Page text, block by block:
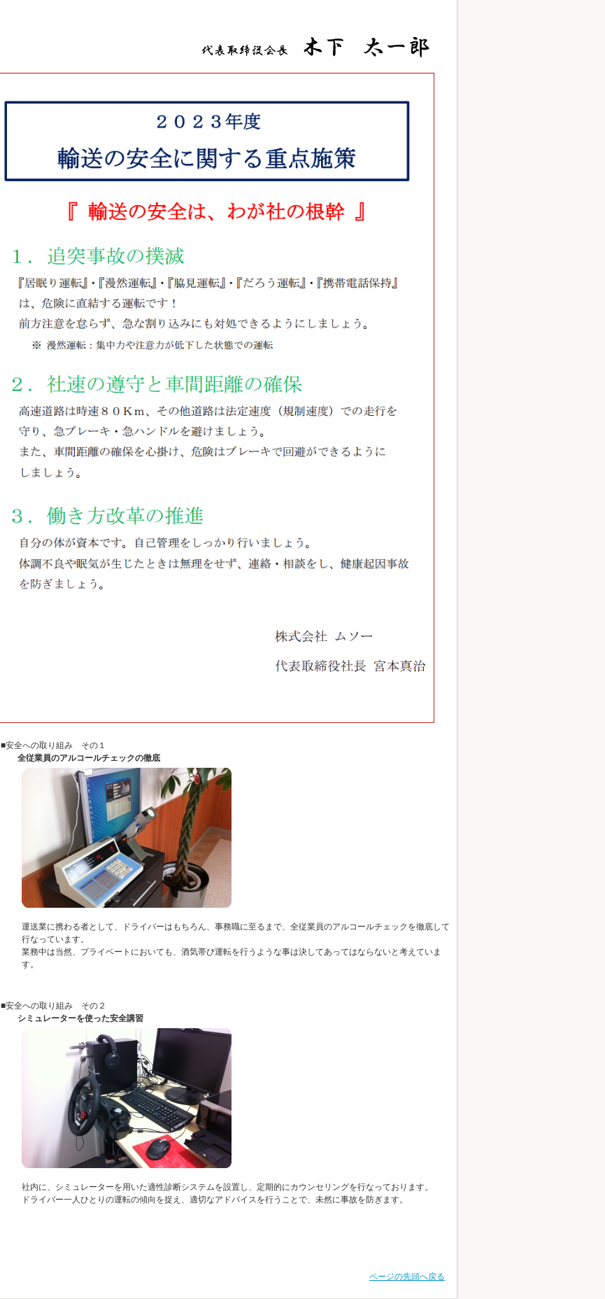
■安全への取り組み その１
全従業員のアルコールチェックの徹底
運送業に携わる者として、ドライバーはもちろん、事務職に至るまで、全従業員のアルコールチェックを徹底して
行なっています。
業務中は当然、プライベートにおいても、酒気帯び運転を行うような事は決してあってはならないと考えていま
す。
■安全への取り組み その２
シミュレーターを使った安全講習
社内に、シミュレーターを用いた適性診断システムを設置し、定期的にカウンセリングを行なっております。
ドライバー一人ひとりの運転の傾向を捉え、適切なアドバイスを行うことで、未然に事故を防ぎます。
ページの先頭へ戻る